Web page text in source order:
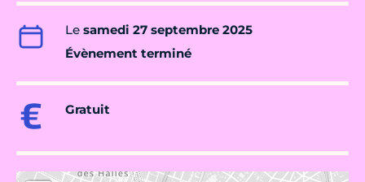
Le samedi 27 septembre 2025
Évènement terminé
Gratuit